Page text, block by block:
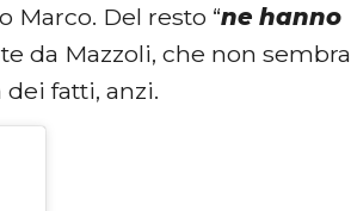
Marco. Del resto “ne hanno
da Mazzoli, che non sembra
fatti, anzi.